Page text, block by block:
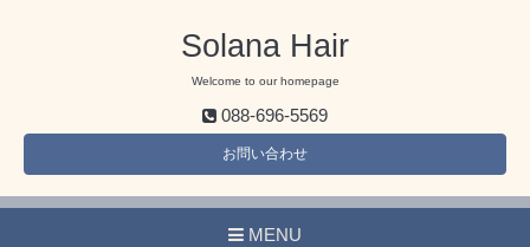
Solana Hair
Welcome to our homepage
088-696-5569
お問い合わせ
MENU